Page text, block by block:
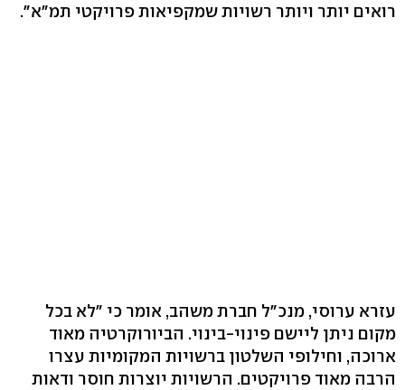
רואים יותר ויותר רשויות שמקפיאות פרויקטי תמ"א".
עזרא ערוסי, מנכ"ל חברת משהב, אומר כי "לא בכל
מקום ניתן ליישם פינוי-בינוי. הביורוקרטיה מאוד
ארוכה, וחילופי השלטון ברשויות המקומיות עצרו
הרבה מאוד פרויקטים. הרשויות יוצרות חוסר ודאות